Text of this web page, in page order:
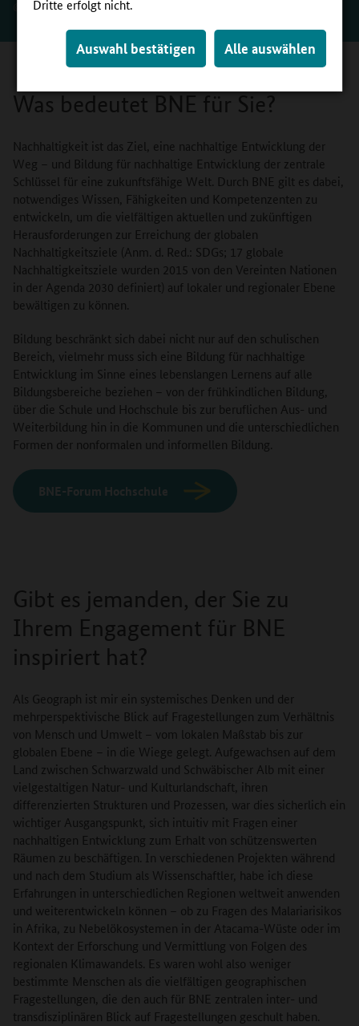
Dritte erfolgt nicht.
Auswahl bestätigen Alle auswählen
Abt. Geographie - rgeo / Pädagogische Hochschule Heidelberg
Was bedeutet BNE für Sie?
Nachhaltigkeit ist das Ziel, eine nachhaltige Entwicklung der
Weg – und Bildung für nachhaltige Entwicklung der zentrale
Schlüssel für eine zukunftsfähige Welt. Durch BNE gilt es dabei,
notwendiges Wissen, Fähigkeiten und Kompetenzenten zu
entwickeln, um die vielfältigen aktuellen und zukünftigen
Herausforderungen zur Erreichung der globalen
Nachhaltigkeitsziele (Anm. d. Red.: SDGs; 17 globale
Nachhaltigkeitsziele wurden 2015 von den Vereinten Nationen
in der Agenda 2030 definiert) auf lokaler und regionaler Ebene
bewältigen zu können.
Bildung beschränkt sich dabei nicht nur auf den schulischen
Bereich, vielmehr muss sich eine Bildung für nachhaltige
Entwicklung im Sinne eines lebenslangen Lernens auf alle
Bildungsbereiche beziehen – von der frühkindlichen Bildung,
über die Schule und Hochschule bis zur beruflichen Aus- und
Weiterbildung hin in die Kommunen und die unterschiedlichen
Formen der nonformalen und informellen Bildung.
BNE-Forum Hochschule
Gibt es jemanden, der Sie zu
Ihrem Engagement für BNE
inspiriert hat?
Als Geograph ist mir ein systemisches Denken und der
mehrperspektivische Blick auf Fragestellungen zum Verhältnis
von Mensch und Umwelt – vom lokalen Maßstab bis zur
globalen Ebene – in die Wiege gelegt. Aufgewachsen auf dem
Land zwischen Schwarzwald und Schwäbischer Alb mit einer
vielgestaltigen Natur- und Kulturlandschaft, ihren
differenzierten Strukturen und Prozessen, war dies sicherlich ein
wichtiger Ausgangspunkt, sich intuitiv mit Fragen einer
nachhaltigen Entwicklung zum Erhalt von schützenswerten
Räumen zu beschäftigen. In verschiedenen Projekten während
und nach dem Studium als Wissenschaftler, habe ich diese
Erfahrungen in unterschiedlichen Regionen weltweit anwenden
und weiterentwickeln können – ob zu Fragen des Malariarisikos
in Afrika, zu Nebelökosystemen in der Atacama-Wüste oder im
Kontext der Erforschung und Vermittlung von Folgen des
regionalen Klimawandels. Es waren wohl also weniger
bestimmte Menschen als die vielfältigen geographischen
Fragestellungen, die den auch für BNE zentralen inter- und
transdisziplinären Blick auf Fragestellungen geschult haben.